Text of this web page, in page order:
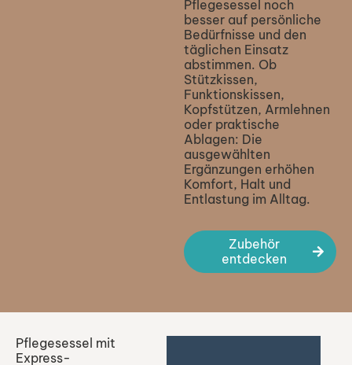
Pflegesessel noch
besser auf persönliche
Bedürfnisse und den
täglichen Einsatz
abstimmen. Ob
Stützkissen,
Funktionskissen,
Kopfstützen, Armlehnen
oder praktische
Ablagen: Die
ausgewählten
Ergänzungen erhöhen
Komfort, Halt und
Entlastung im Alltag.
Zubehör
entdecken
Pflegesessel mit
Express-